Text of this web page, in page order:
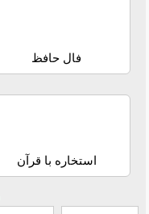
فال حافظ
استخاره با قرآن